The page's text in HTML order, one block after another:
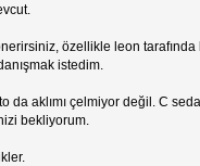
özellikle leon
istedim.
da aklımı çelmiyor değil. C
bekliyorum.